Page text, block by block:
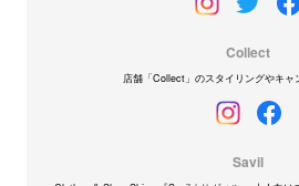
Collect
店舗「Collect」のスタイリングやキャ
Savil